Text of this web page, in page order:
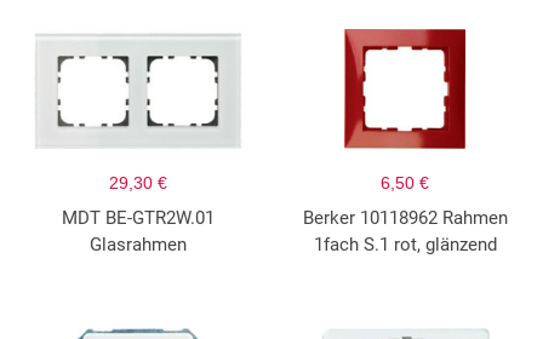
29,30 €
MDT BE-GTR2W.01
Glasrahmen
6,50 €
Berker 10118962 Rahmen
1fach S.1 rot, glänzend